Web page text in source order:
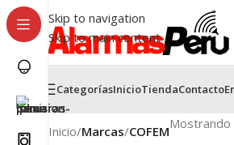
Skip to navigation
Skip to main content
CategoríasInicioTiendaContacto
Inicio/Marcas/COFEM